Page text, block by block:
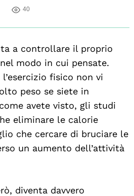
40
a controllare il proprio
modo in cui pensate.
fisico non vi
peso se siete in
avete visto, gli studi
eliminare le calorie
che cercare di bruciare le
un aumento dell’attività
diventa davvero